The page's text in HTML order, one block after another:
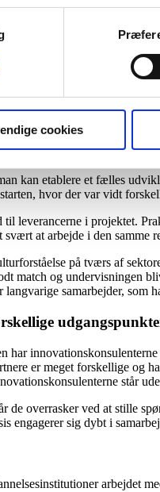
cookies
unik, og det er vigtigt at
de studerende,” understreger
i København, BørneRiget,
på eksisterende
fik en masse idéer
er dybt forankrede i
kan etablere et fælles
hvor der var vidt
leverancerne i projektet.
at arbejde i den
på tværs af
match og
samarbejder, som
har
er meget forskellige og
står
de overrasker ved at stille
engagerer sig dybt i
arbejdet